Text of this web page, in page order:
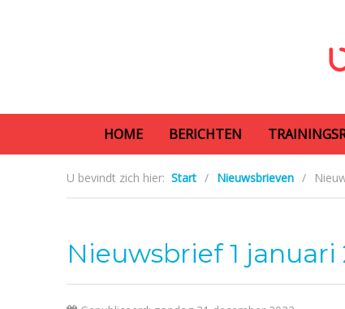
HOME BERICHTEN
U bevindt zich hier:Start / Nieuwsbrieven /
Nieuwsbrief 1 januari